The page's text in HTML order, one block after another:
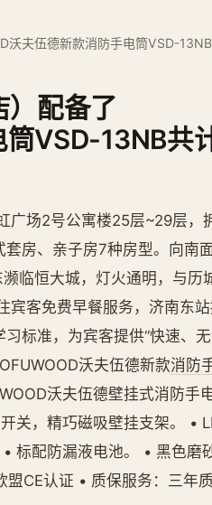
沃夫伍德新款消防手电筒VSD-
）配备了
VSD-13NB共
广场2号公寓楼25层~29层，
房、亲子房7种房型。向南
临恒大城，灯火通明，与历
宾客免费早餐服务，济南东
标准，为宾客提供“快速、
沃夫伍德新款消防
沃夫伍德壁挂式消防手
关，精巧磁吸壁挂支架。 •
标配防漏液电池。 • 黑色磨
CE认证 • 质保服务：三年